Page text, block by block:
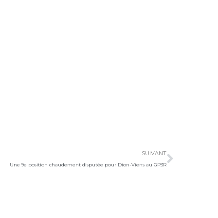
SUIVANT
Une 9e position chaudement disputée pour Dion-Viens au GP3R